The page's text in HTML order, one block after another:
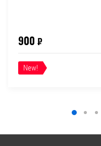
900 ₽
New!